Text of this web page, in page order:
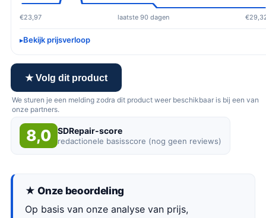
€23,97 laatste 90 dagen
Bekijk prijsverloop
★ Volg dit product
We sturen je een melding zodra dit product weer beschikbaar is bij een van
onze partners.
8,0 SDRepair-score
redactionele basisscore (nog geen reviews)
★ Onze beoordeling
Op basis van onze analyse van prijs,